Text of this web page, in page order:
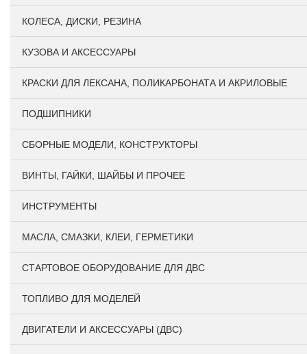
КОЛЕСА, ДИСКИ, РЕЗИНА
КУЗОВА И АКСЕССУАРЫ
КРАСКИ ДЛЯ ЛЕКСАНА, ПОЛИКАРБОНАТА И АКРИЛОВЫЕ
ПОДШИПНИКИ
CБОРНЫЕ МОДЕЛИ, КОНСТРУКТОРЫ
ВИНТЫ, ГАЙКИ, ШАЙБЫ И ПРОЧЕЕ
ИНСТРУМЕНТЫ
МАСЛА, СМАЗКИ, КЛЕИ, ГЕРМЕТИКИ
СТАРТОВОЕ ОБОРУДОВАНИЕ ДЛЯ ДВС
ТОПЛИВО ДЛЯ МОДЕЛЕЙ
ДВИГАТЕЛИ И АКСЕССУАРЫ (ДВС)